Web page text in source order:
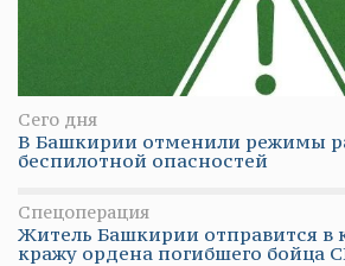
Сего дня
В Башкирии отменили режимы
беспилотной опасностей
Спецоперация
Житель Башкирии отправится в
кражу ордена погибшего бойца